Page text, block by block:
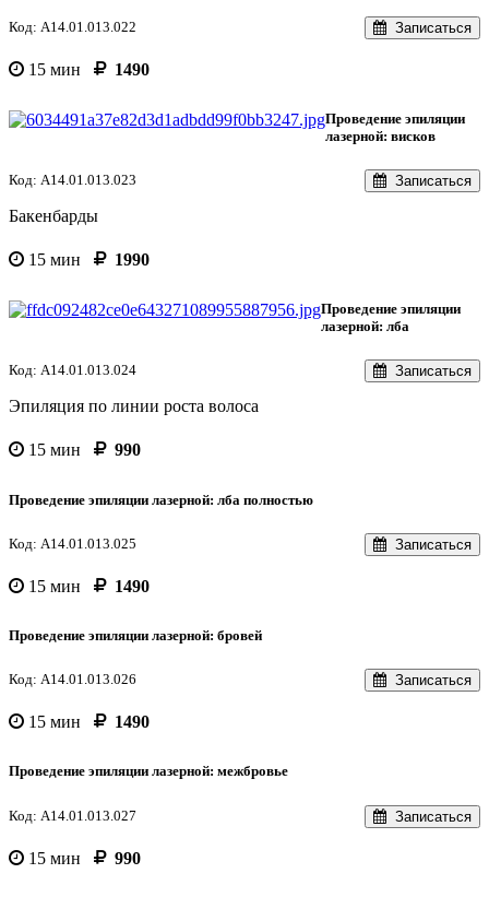
Код: A14.01.013.022 Записаться
15 мин 1490
Проведение эпиляции
лазерной: висков
Код: A14.01.013.023 Записаться
Бакенбарды
15 мин 1990
Проведение эпиляции
лазерной: лба
Код: A14.01.013.024 Записаться
Эпиляция по линии роста волоса
15 мин 990
Проведение эпиляции лазерной: лба полностью
Код: A14.01.013.025 Записаться
15 мин 1490
Проведение эпиляции лазерной: бровей
Код: A14.01.013.026 Записаться
15 мин 1490
Проведение эпиляции лазерной: межбровье
Код: A14.01.013.027 Записаться
15 мин 990